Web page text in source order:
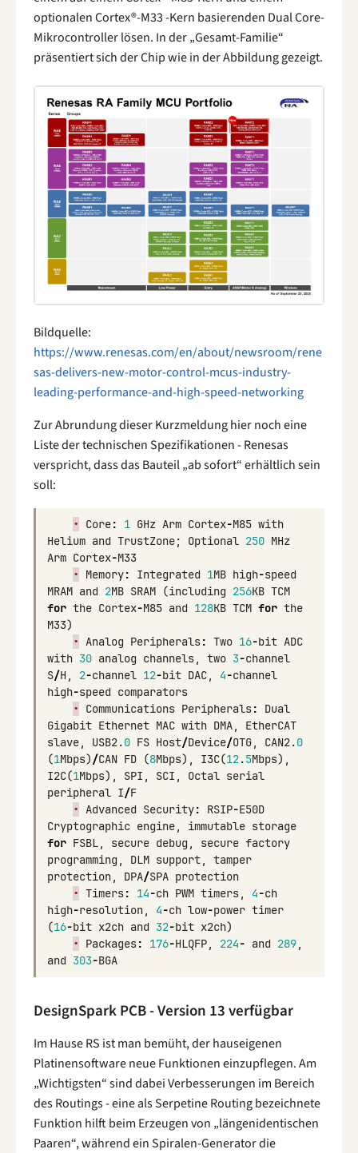
optionalen Cortex®-M33 -Kern basierenden Dual Core-
Mikrocontroller lösen. In der „Gesamt-Familie“
präsentiert sich der Chip wie in der Abbildung gezeigt.
Bildquelle:
https://www.renesas.com/en/about/newsroom/rene
sas-delivers-new-motor-control-mcus-industry-
leading-performance-and-high-speed-networking
Zur Abrundung dieser Kurzmeldung hier noch eine
Liste der technischen Spezifikationen - Renesas
verspricht, dass das Bauteil „ab sofort“ erhältlich sein
soll:
• Core: 1 GHz Arm Cortex-M85 with
Helium and TrustZone; Optional 250 MHz
Arm Cortex-M33
•
Memory: Integrated 1MB high-speed
MRAM and 2MB SRAM (including 256KB TCM
for the Cortex-M85 and 128KB TCM for the
M33)
• Analog Peripherals: Two 16-bit ADC
with 30 analog channels, two 3-channel
S/H , 2-channel 12-bit DAC, 4-channel
high-speed comparators
•
Communications Peripherals:
Dual
Gigabit Ethernet MAC with DMA,
EtherCAT
slave, USB2.0 FS Host/Device/OTG, CAN2.0
(1Mbps)/CAN FD (8Mbps), I3C(12.5Mbps),
I2C(1Mbps), SPI , SCI , Octal serial
peripheral I/F
• Advanced Security: RSIP-E50D
Cryptographic engine, immutable storage
for FSBL, secure debug , secure factory
programming , DLM support,
tamper
protection, DPA/SPA protection
• Timers: 14-ch PWM timers, 4-ch
high-resolution, 4-ch low-power timer
(16-bit x2ch and 32-bit x2ch)
•
Packages: 176-HLQFP, 224- and 289,
and 303-BGA
DesignSpark PCB - Version 13 verfügbar
Im Hause RS ist man bemüht, der hauseigenen
Platinensoftware neue Funktionen einzupflegen. Am
„Wichtigsten“ sind dabei Verbesserungen im Bereich
des Routings - eine als Serpetine Routing bezeichnete
Funktion hilft beim Erzeugen von „längenidentischen
Paaren“, während ein Spiralen-Generator die